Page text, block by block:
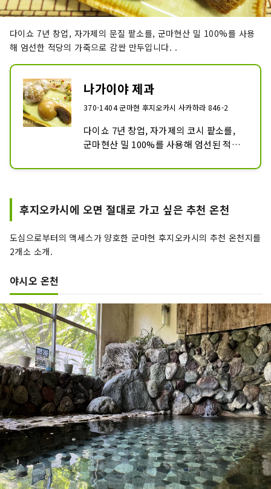
다이쇼 7년 창업, 자가제의 문질 팥소를, 군마현산 밀 100%를 사용
해 엄선한 적당의 가죽으로 감싼 만두입니다. .
나가이야 제과
370-1404 군마현 후지오카시 사카하라 846-2
다이쇼 7년 창업, 자가제의 코시 팥소를,
군마현산 밀 100%를 사용해 엄선된 적당
후지오카시에 오면 절대로 가고 싶은 추천 온천
도심으로부터의 액세스가 양호한 군마현 후지오카시의 추천 온천지를
2개소 소개.
야시오 온천